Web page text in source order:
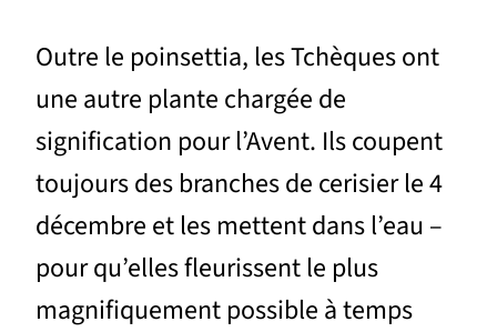
Outre le poinsettia, les Tchèques ont
une autre plante chargée de
signification pour l’Avent. Ils coupent
toujours des branches de cerisier le 4
décembre et les mettent dans l’eau –
pour qu’elles fleurissent le plus
magnifiquement possible à temps